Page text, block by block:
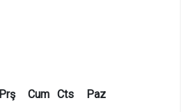
Prş Cum Cts
Paz